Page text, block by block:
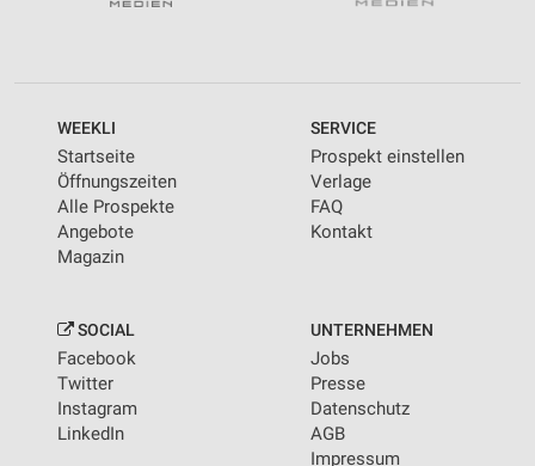
WEEKLI
Startseite
Öffnungszeiten
Alle Prospekte
Angebote
Magazin
SERVICE
Prospekt einstellen
Verlage
FAQ
Kontakt
SOCIAL
Facebook
Twitter
Instagram
LinkedIn
UNTERNEHMEN
Jobs
Presse
Datenschutz
AGB
Impressum